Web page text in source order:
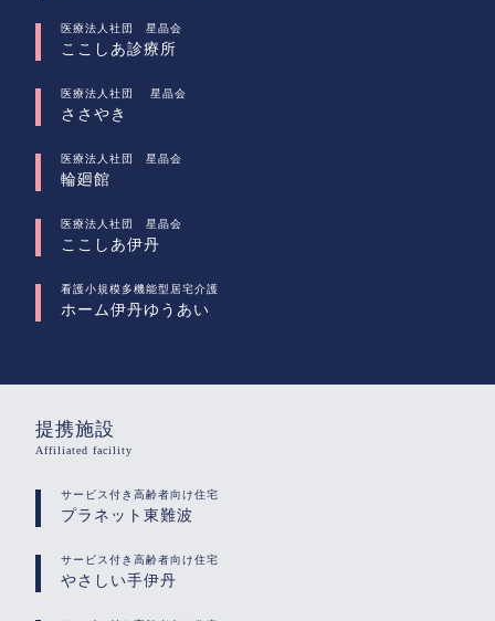
医療法人社団 星晶会
ここしあ診療所
医療法人社団 星晶会
ささやき
医療法人社団 星晶会
輪廻館
医療法人社団 星晶会
ここしあ伊丹
看護小規模多機能型居宅介護
ホーム伊丹ゆうあい
提携施設
Affiliated facility
サービス付き高齢者向け住宅
プラネット東難波
サービス付き高齢者向け住宅
やさしい手伊丹